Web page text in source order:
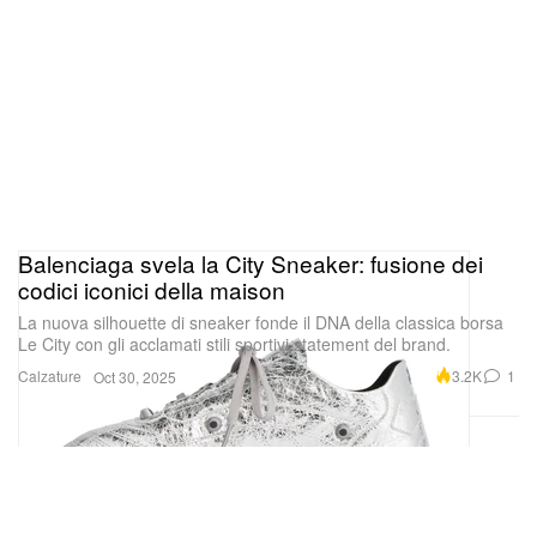
Calzature
Balenciaga svela la City Sneaker: fusione dei
codici iconici della maison
La nuova silhouette di sneaker fonde il DNA della classica borsa
Le City con gli acclamati stili sportivi statement del brand.
Oct 30, 2025 3.2K 1